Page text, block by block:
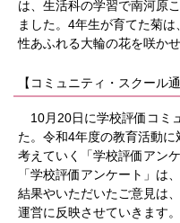
は、生活科の学習で南河原
ました。4年生が育てた菊
性あふれる大輪の花を咲か
【コミュニティ・スクール
10月20日に学校評価コミ
た。令和4年度の教育活動
考えていく「学校評価アン
「学校評価アンケート」は
結果やいただいたご意見は
運営に反映させていきます